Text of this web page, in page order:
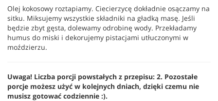
Olej kokosowy roztapiamy. Ciecierzycę dokładnie osączamy na
sitku. Miksujemy wszystkie składniki na gładką masę. Jeśli
będzie zbyt gęsta, dolewamy odrobinę wody. Przekładamy
humus do miski i dekorujemy pistacjami utłuczonymi w
moździerzu.
Uwaga! Liczba porcji powstałych z przepisu: 2. Pozostałe
porcje możesz użyć w kolejnych dniach, dzięki czemu nie
musisz gotować codziennie :).